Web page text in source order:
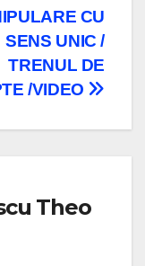
CU
SENS UNIC /
TRENUL DE
/VIDEO
Theo